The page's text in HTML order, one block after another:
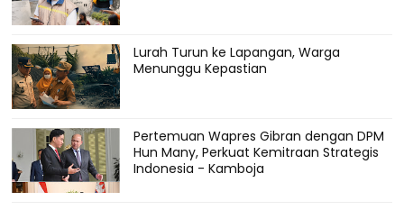
Lurah Turun ke Lapangan, Warga
Menunggu Kepastian
Pertemuan Wapres Gibran dengan DPM
Hun Many, Perkuat Kemitraan Strategis
Indonesia - Kamboja